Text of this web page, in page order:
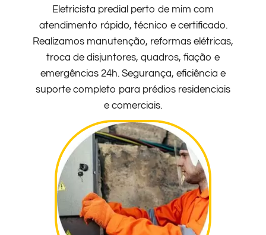
Eletricista predial perto de mim com
atendimento rápido, técnico e certificado.
Realizamos manutenção, reformas elétricas,
troca de disjuntores, quadros, fiação e
emergências 24h. Segurança, eficiência e
suporte completo para prédios residenciais
e comerciais.